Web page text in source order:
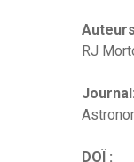
RJ
Journal:
DOÏ :